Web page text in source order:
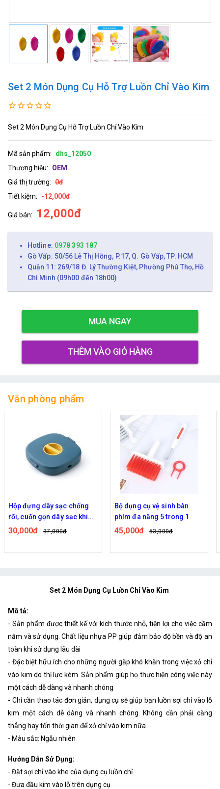
Set 2 Món Dụng Cụ Hỗ Trợ Luồn Chỉ Vào Kim
Set 2 Món Dụng Cụ Hỗ Trợ Luồn Chỉ Vào Kim
Mã sản phẩm:
dhs_12050
Thương hiệu:
OEM
Giá thị trường: 0đ
Tiết kiệm:
-12,000đ
Giá bán: 12,000đ
Hotline: 0978 393 187
Gò Vấp: 50/56 Lê Thị Hồng, P.17, Q. Gò Vấp, TP. HCM
Quận 11: 269/18 Đ. Lý Thường Kiệt, Phường Phú Thọ, Hồ
Chí Minh (09h00 đến 18h00)
MUA NGAY
THÊM VÀO GIỎ HÀNG
Văn phòng phẩm
Hộp đựng dây sạc chống
rối, cuốn gọn dây sạc khi
không sử dụng
30,000đ 37,000đ
Bộ dụng cụ vệ sinh bàn
phím đa năng 5 trong 1
45,000đ 53,000đ
Set 2 Món Dụng Cụ Luồn Chỉ Vào Kim
Mô tả:
- Sản phẩm được thiết kế với kích thước nhỏ, tiện lợi cho việc cầm
nắm và sử dụng. Chất liệu nhựa PP giúp đảm bảo độ bền và độ an
toàn khi sử dụng lâu dài
- Đặc biệt hữu ích cho những người gặp khó khăn trong việc xỏ chỉ
vào kim do thị lực kém. Sản phẩm giúp họ thực hiện công việc này
một cách dễ dàng và nhanh chóng
- Chỉ cần thao tác đơn giản, dụng cụ sẽ giúp bạn luồn sợi chỉ vào lỗ
kim một cách dễ dàng và nhanh chóng. Không cần phải căng
thẳng hay tốn thời gian để xỏ chỉ vào kim nữa
- Màu sắc: Ngẫu nhiên
Hướng Dẫn Sử Dụng:
- Đặt sợi chỉ vào khe của dụng cụ luồn chỉ
- Đưa đầu kim vào lỗ trên dụng cụ